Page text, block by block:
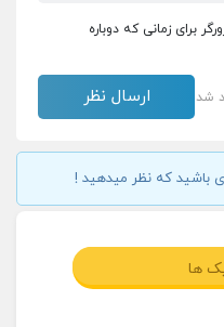
برای زمانی که دوباره
شد
باشید که نظر میدهید !
ها